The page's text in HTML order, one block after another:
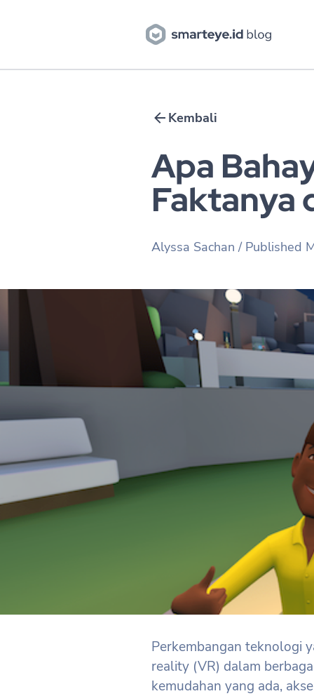
Kembali
Apa
Faktanya
Alyssa Sachan / Published
Perkembangan teknologi
reality (VR) dalam
kemudahan yang ada,